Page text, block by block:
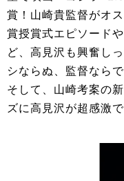
賞！山崎貴監督がオ
賞授賞式エピソード
ど、高見沢も興奮し
シならぬ、監督なら
そして、山崎考案の
ズに高見沢が超感激